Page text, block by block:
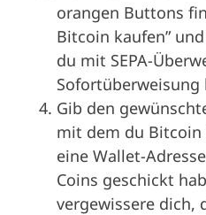
orangen Buttons
Bitcoin kaufen”
du mit SEPA-
Gib den
mit dem du
eine Wallet-
Coins geschickt
vergewissere dich,